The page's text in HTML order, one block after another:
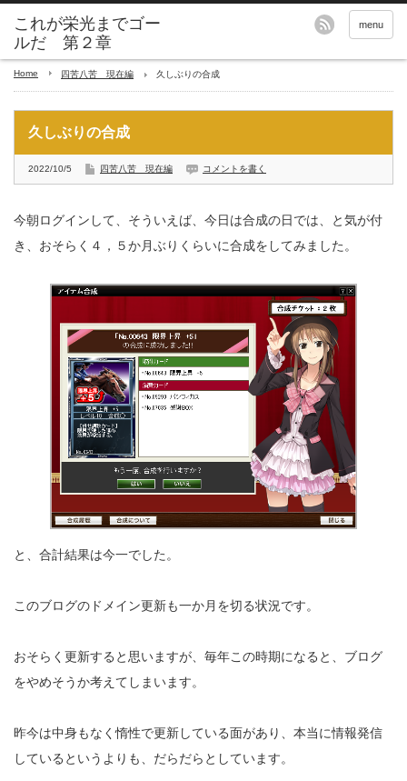
これが栄光までゴー
ルだ 第２章
menu
Home 四苦八苦 現在編 久しぶりの合成
久しぶりの合成
2022/10/5 四苦八苦 現在編 コメントを書く
今朝ログインして、そういえば、今日は合成の日では、と気が付
き、おそらく４，５か月ぶりくらいに合成をしてみました。
と、合計結果は今一でした。
このブログのドメイン更新も一か月を切る状況です。
おそらく更新すると思いますが、毎年この時期になると、ブログ
をやめそうか考えてしまいます。
昨今は中身もなく惰性で更新している面があり、本当に情報発信
しているというよりも、だらだらとしています。